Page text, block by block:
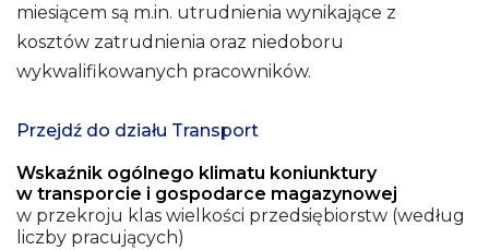
miesiącem są m.in. utrudnienia wynikające z
kosztów zatrudnienia oraz niedoboru
wykwalifikowanych pracowników.
Przejdź do działu Transport
Wskaźnik ogólnego klimatu koniunktury
w transporcie i gospodarce magazynowej
w przekroju klas wielkości przedsiębiorstw (według
liczby pracujących)